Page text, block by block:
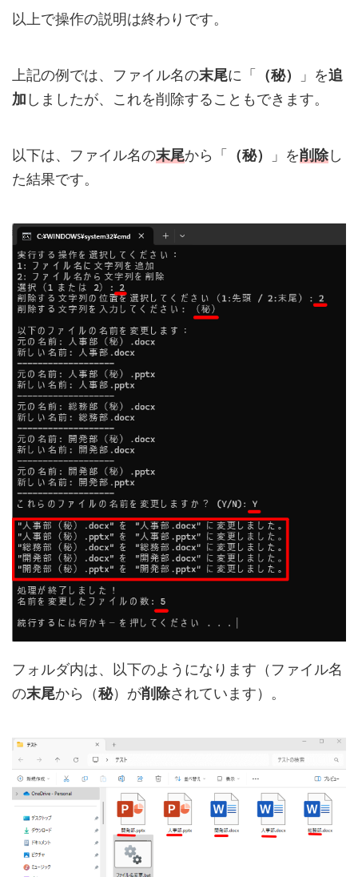
以上で操作の説明は終わりです。
上記の例では、ファイル名の末尾に「 （秘） 」を追
加 しましたが、これを削除することもできます。
以下は、ファイル名の末尾から「 （秘） 」を削除し
た結果です。
フォルダ内は、以下のようになります（ファイル名
の末尾から（秘）が削除されています）。